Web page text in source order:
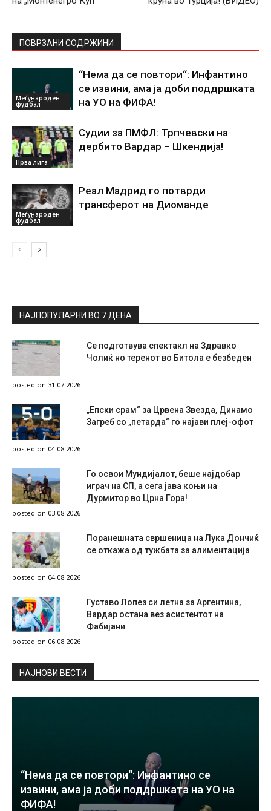
ПОВРЗАНИ СОДРЖИНИ
Меѓународен
фудбал
“Нема да се повтори“: Инфантино
се извини, ама ја доби поддршката
на УО на ФИФА!
Прва лига
Судии за ПМФЛ: Трпчевски на
дербито Вардар – Шкендија!
Меѓународен
фудбал
Реал Мадрид го потврди
трансферот на Диоманде
НАЈПОПУЛАРНИ ВО 7 ДЕНА
Се подготвува спектакл на Здравко
Чолиќ но теренот во Битола е безбеден
posted on 31.07.2026
„Епски срам“ за Црвена Звезда, Динамо
Загреб со „петарда“ го најави плеј-офот
posted on 04.08.2026
Го освои Мундијалот, беше најдобар
играч на СП, а сега јава коњи на
Дурмитор во Црна Гора!
posted on 03.08.2026
Поранешната свршеница на Лука Дончиќ
се откажа од тужбата за алиментација
posted on 04.08.2026
Густаво Лопез си летна за Аргентина,
Вардар остана вез асистентот на
Фабијани
posted on 06.08.2026
НAЈНОВИ ВЕСТИ
“Нема да се повтори“: Инфантино се
извини, ама ја доби поддршката на УО на
ФИФА!